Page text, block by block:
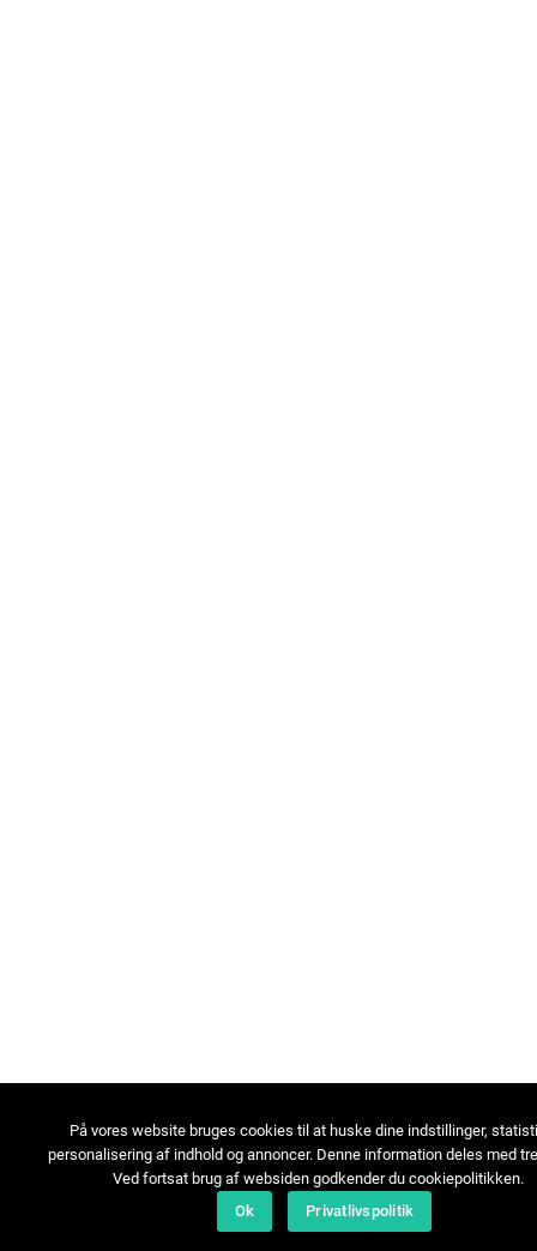
På vores website bruges cookies til at huske dine indstillinger,
personalisering af indhold og annoncer. Denne information deles med
Ved fortsat brug af websiden godkender du cookiepolitikken.
Ok
Privatlivspolitik